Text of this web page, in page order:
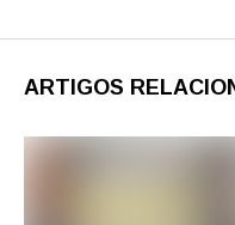
ARTIGOS